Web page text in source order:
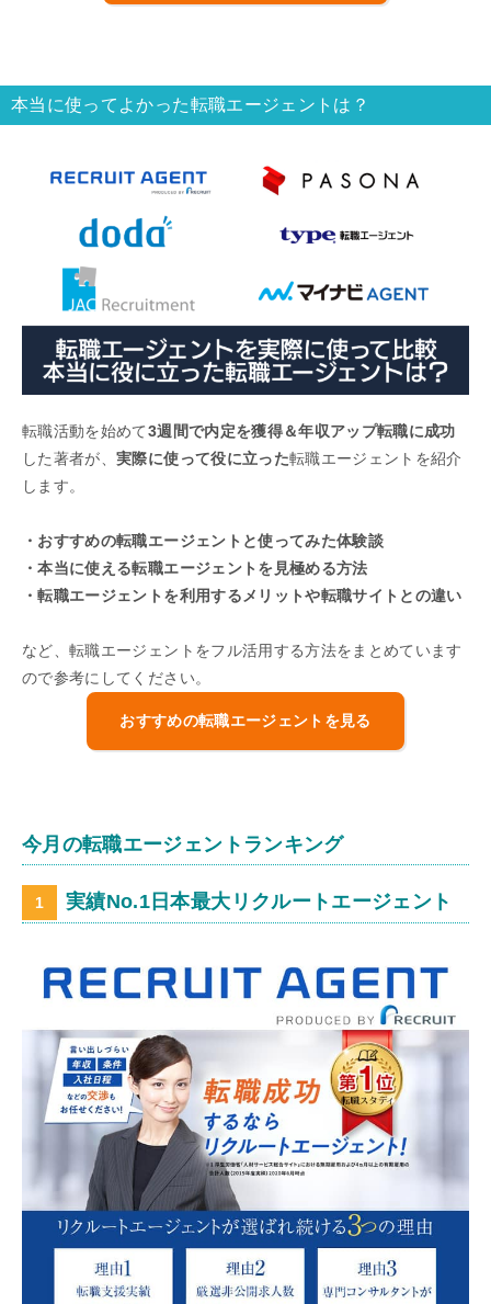
本当に使ってよかった転職エージェントは？
転職活動を始めて3週間で内定を獲得＆年収アップ転職に成功
した著者が、実際に使って役に立った転職エージェントを紹介
します。
・おすすめの転職エージェントと使ってみた体験談
・本当に使える転職エージェントを見極める方法
・転職エージェントを利用するメリットや転職サイトとの違い
など、転職エージェントをフル活用する方法をまとめています
ので参考にしてください。
おすすめの転職エージェントを見る
今月の転職エージェントランキング
実績No.1日本最大リクルートエージェント